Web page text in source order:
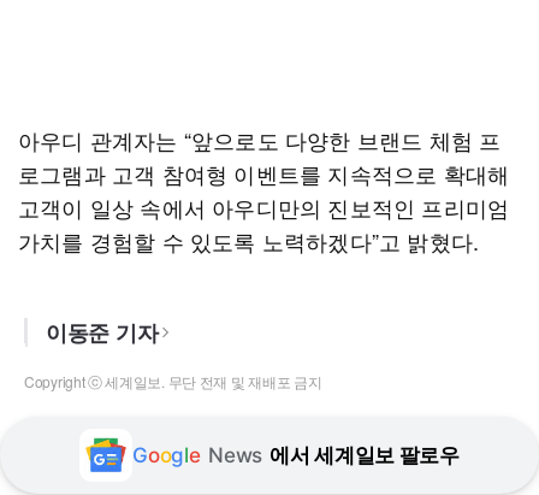
아우디 관계자는 “앞으로도 다양한 브랜드 체험 프
로그램과 고객 참여형 이벤트를 지속적으로 확대해
고객이 일상 속에서 아우디만의 진보적인 프리미엄
가치를 경험할 수 있도록 노력하겠다”고 밝혔다.
이동준 기자
Copyright ⓒ 세계일보. 무단 전재 및 재배포 금지
Google News 에서 세계일보 팔로우